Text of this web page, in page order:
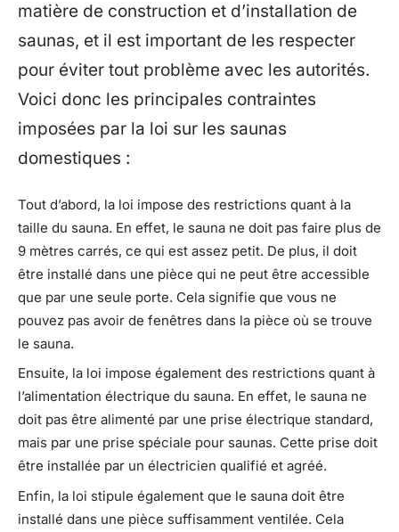
matière de construction et d’installation de
saunas, et il est important de les respecter
pour éviter tout problème avec les autorités.
Voici donc les principales contraintes
imposées par la loi sur les saunas
domestiques :
Tout d’abord, la loi impose des restrictions quant à la
taille du sauna. En effet, le sauna ne doit pas faire plus de
9 mètres carrés, ce qui est assez petit. De plus, il doit
être installé dans une pièce qui ne peut être accessible
que par une seule porte. Cela signifie que vous ne
pouvez pas avoir de fenêtres dans la pièce où se trouve
le sauna.
Ensuite, la loi impose également des restrictions quant à
l’alimentation électrique du sauna. En effet, le sauna ne
doit pas être alimenté par une prise électrique standard,
mais par une prise spéciale pour saunas. Cette prise doit
être installée par un électricien qualifié et agréé.
Enfin, la loi stipule également que le sauna doit être
installé dans une pièce suffisamment ventilée. Cela